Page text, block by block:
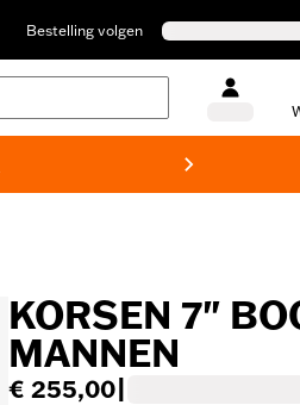
Bestelling volgen
KORSEN 7"
MANNEN
€ 255,00